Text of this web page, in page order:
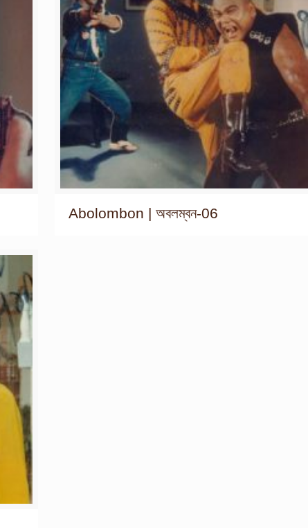
Abolombon | অবলম্বন-06